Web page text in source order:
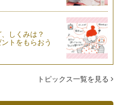
しくみは？
トをもらおう
トピックス一覧を見る